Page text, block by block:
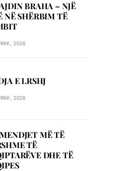
BRAHA – NJЁ
NЁ SHЁRBIM TЁ
2026
E LRSHJ
2026
MË TË
TË
DHE TË